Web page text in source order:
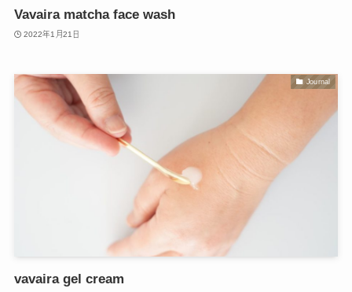
Vavaira matcha face wash
2022年1月21日
Journal
vavaira gel cream